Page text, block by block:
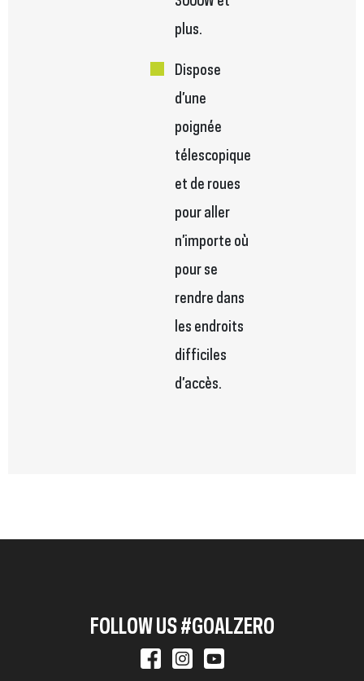
plus.
Dispose
d’une
poignée
télescopique
et de roues
pour aller
n’importe où
pour se
rendre dans
les endroits
difficiles
d’accès.
FOLLOW US #GOALZERO